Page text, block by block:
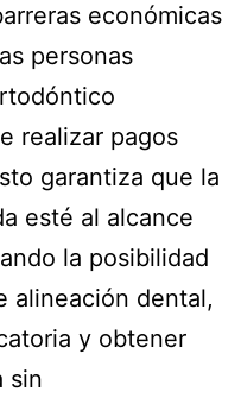
económicas
personas
realizar pagos
garantiza que la
esté al alcance
la posibilidad
alineación dental,
y obtener
sin